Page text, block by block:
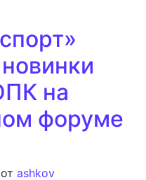
на
форуме
от ashkov